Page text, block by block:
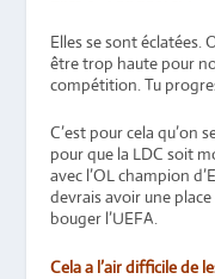
Elles se sont éclatées.
être trop haute pour
compétition. Tu
C’est pour cela qu’on
pour que la LDC soit
avec l’OL champion
devrais avoir une
bouger l’UEFA.
Cela a l’air difficile de